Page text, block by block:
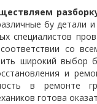
бу детали
специалистов
со
широкий выбор
и
в ремонте
готова